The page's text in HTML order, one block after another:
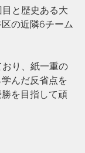
と歴史ある大
の近隣6チーム
り、紙一重の
んだ反省点を
を目指して頑